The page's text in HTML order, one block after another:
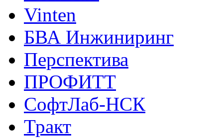
Vinten
БВА Инжиниринг
Перспектива
ПРОФИТТ
СофтЛаб-НСК
Тракт